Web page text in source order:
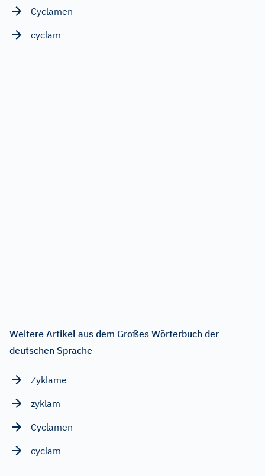
Cyclamen
cyclam
Weitere Artikel aus dem Großes Wörterbuch der
deutschen Sprache
Zyklame
zyklam
Cyclamen
cyclam